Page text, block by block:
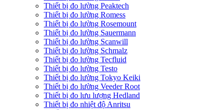
Thiết bị đo lường Peaktech
Thiết bị đo lường Romess
Thiết bị đo lường Rosemount
Thiết bị đo lường Sauermann
Thiết bị đo lường Scanwill
Thiết bị đo lường Schmalz
Thiết bị đo lường Tecfluid
Thiết bị đo lường Testo
Thiết bị đo lường Tokyo Keiki
Thiết bị đo lường Veeder Root
Thiết bị đo lưu lượng Hedland
Thiết bị đo nhiệt độ Anritsu